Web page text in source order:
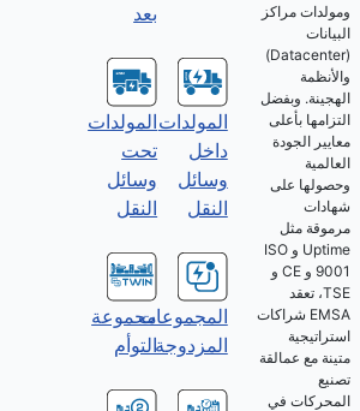
ومولدات مراكز
البيانات
(Datacenter)
والأنظمة
الهجينة. وبفضل
التزامها بأعلى
معايير الجودة
العالمية
وحصولها على
شهادات
مرموقة مثل
Uptime و ISO
9001 و CE و
TSE، تعقد
EMSA شراكات
استراتيجية
متينة مع عمالقة
تصنيع
المحركات في
بعد
المولدات
داخل
وسائل
النقل
المولدات
تحت
وسائل
النقل
المجموعات
المزدوجة
مجموعة
التوأم